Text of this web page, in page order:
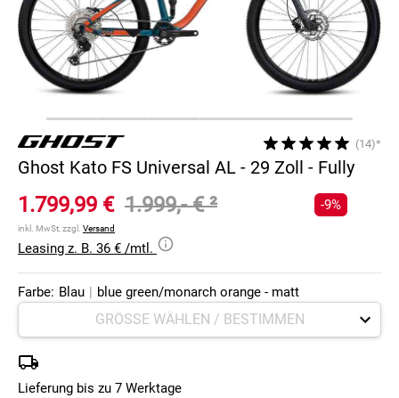
(14)*
Ghost Kato FS Universal AL - 29 Zoll - Fully
1.799,99 € 1.999,- €²
inkl. MwSt, zzgl. Versand
-9%
Leasing z. B. 36 € /mtl.
Farbe: Blau | blue green/monarch orange - matt
Lieferung bis zu 7 Werktage